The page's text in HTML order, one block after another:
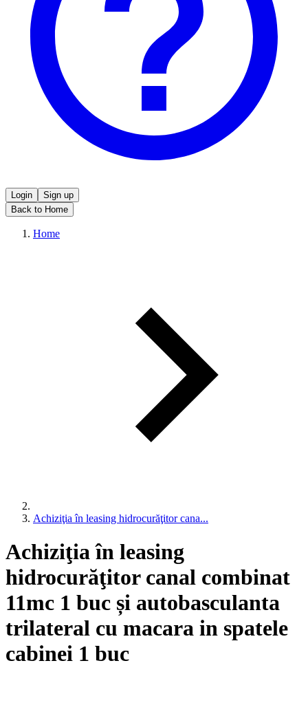
Login
Sign up
Back to Home
Home
Achiziţia în leasing hidrocurăţitor cana...
Achiziţia în leasing
hidrocurăţitor canal combinat
11mc 1 buc și autobasculanta
trilateral cu macara in spatele
cabinei 1 buc